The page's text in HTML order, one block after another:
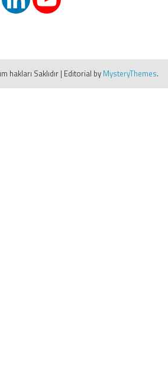
hakları Saklıdır | Editorial by MysteryThemes.